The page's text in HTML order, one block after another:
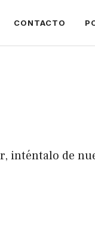
CONTACTO
inténtalo de